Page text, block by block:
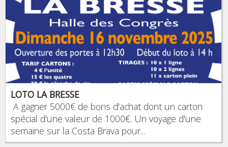
LOTO LA BRESSE
A gagner 5000€ de bons d'achat dont un carton
spécial d'une valeur de 1000€. Un voyage d'une
semaine sur la Costa Brava pour...